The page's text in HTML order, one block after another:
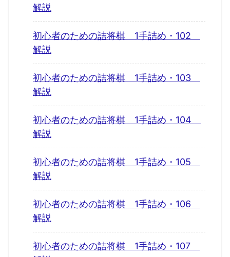
解説
初心者のための詰将棋 1手詰め・102
解説
初心者のための詰将棋 1手詰め・103
解説
初心者のための詰将棋 1手詰め・104
解説
初心者のための詰将棋 1手詰め・105
解説
初心者のための詰将棋 1手詰め・106
解説
初心者のための詰将棋 1手詰め・107